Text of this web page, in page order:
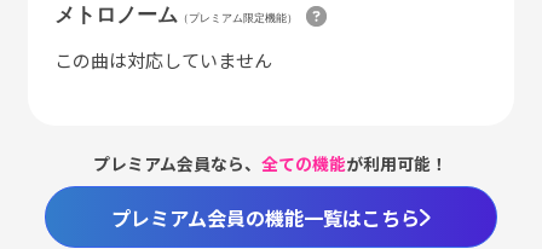
メトロノーム （プレミアム限定機能）
この曲は対応していません
プレミアム会員なら、全ての機能が利用可能！
プレミアム会員の機能一覧はこちら